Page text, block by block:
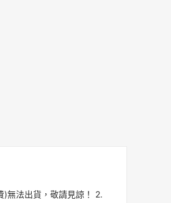
法出貨，敬請見諒！ 2.